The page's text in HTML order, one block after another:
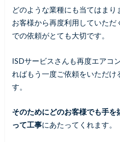
どのような業種にも当てはま
お客様から再度利用していただ
での依頼がとても大切です。
ISDサービスさんも再度エアコ
ればもう一度ご依頼をいただけ
す。
そのためにどのお客様でも手を
って工事にあたってくれます。